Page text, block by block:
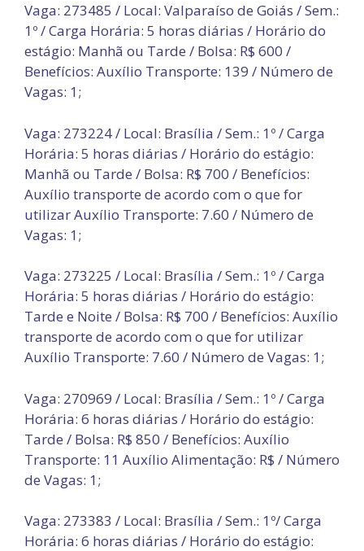
Vaga: 273485 / Local: Valparaíso de Goiás / Sem.:
1º / Carga Horária: 5 horas diárias / Horário do
estágio: Manhã ou Tarde / Bolsa: R$ 600 /
Benefícios: Auxílio Transporte: 139 / Número de
Vagas: 1;
Vaga: 273224 / Local: Brasília / Sem.: 1º / Carga
Horária: 5 horas diárias / Horário do estágio:
Manhã ou Tarde / Bolsa: R$ 700 / Benefícios:
Auxílio transporte de acordo com o que for
utilizar Auxílio Transporte: 7.60 / Número de
Vagas: 1;
Vaga: 273225 / Local: Brasília / Sem.: 1º / Carga
Horária: 5 horas diárias / Horário do estágio:
Tarde e Noite / Bolsa: R$ 700 / Benefícios: Auxílio
transporte de acordo com o que for utilizar
Auxílio Transporte: 7.60 / Número de Vagas: 1;
Vaga: 270969 / Local: Brasília / Sem.: 1º / Carga
Horária: 6 horas diárias / Horário do estágio:
Tarde / Bolsa: R$ 850 / Benefícios: Auxílio
Transporte: 11 Auxílio Alimentação: R$ / Número
de Vagas: 1;
Vaga: 273383 / Local: Brasília / Sem.: 1º/ Carga
Horária: 6 horas diárias / Horário do estágio: